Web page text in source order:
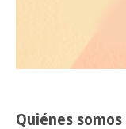
Quiénes somos